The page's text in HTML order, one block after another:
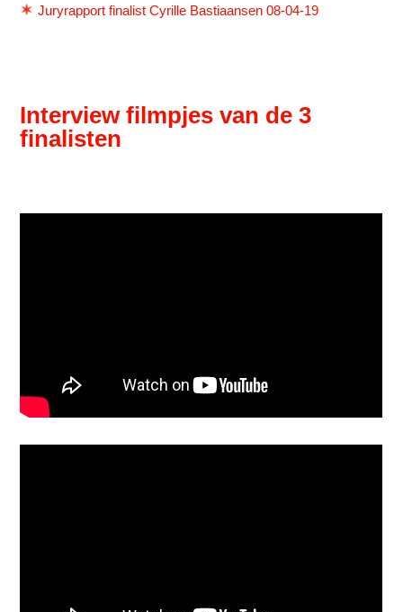
Juryrapport finalist Cyrille Bastiaansen 08-04-19
Interview filmpjes van de 3
finalisten